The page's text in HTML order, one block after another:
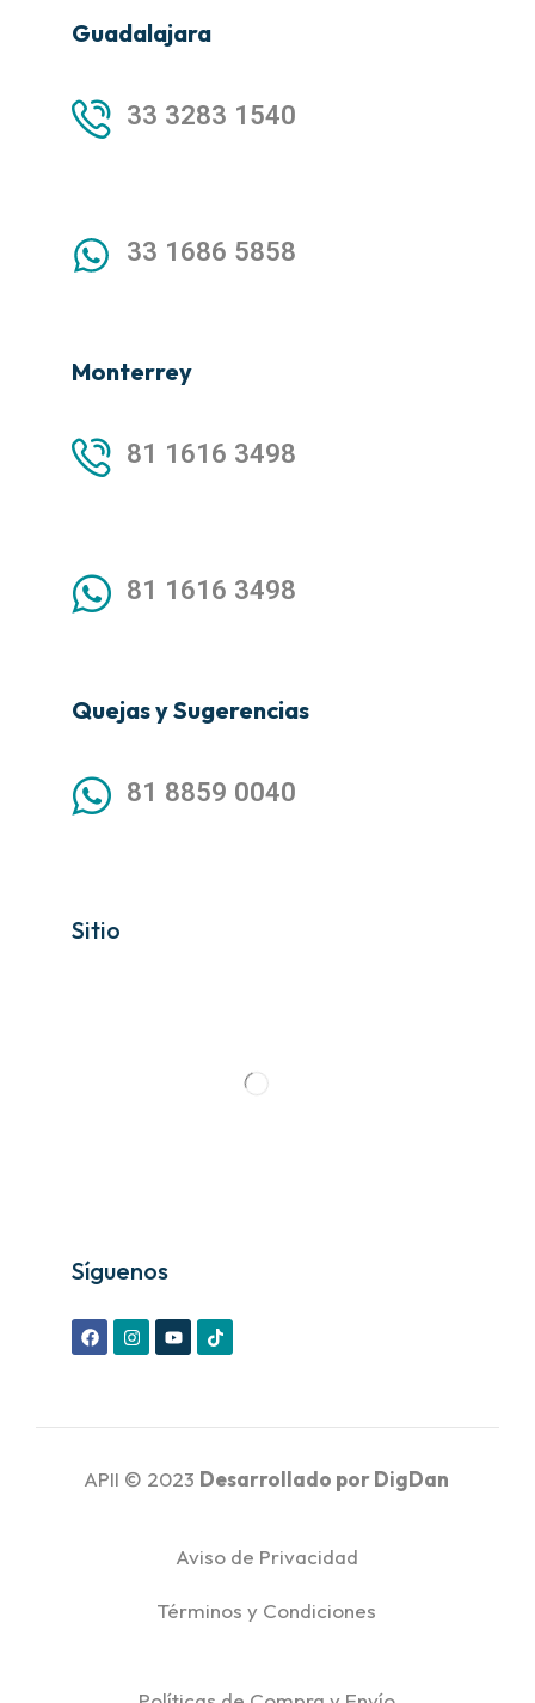
Guadalajara
33 3283 1540
33 1686 5858
Monterrey
81 1616 3498
81 1616 3498
Quejas y Sugerencias
81 8859 0040
Sitio
Síguenos
APII © 2023 Desarrollado porDigDan
Aviso de Privacidad
Términos y Condiciones